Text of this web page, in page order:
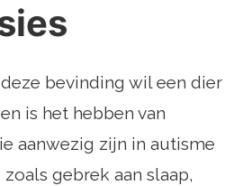
bevinding wil een dier
is het hebben van
aanwezig zijn in autisme
gebrek aan slaap,